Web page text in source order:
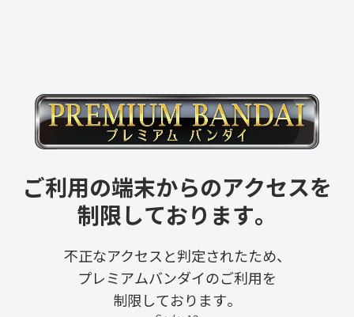
ご利用の端末からのアクセスを
制限しております。
不正なアクセスと判定されたため、
プレミアムバンダイのご利用を
制限しております。